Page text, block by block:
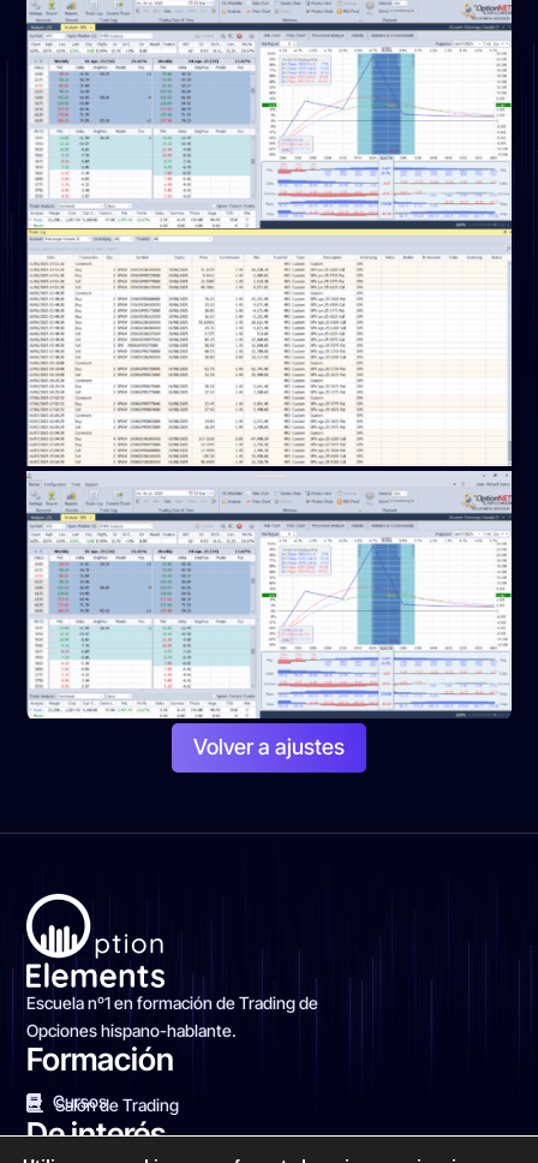
Volver a ajustes
Escuela nº1 en formación de Trading de
Opciones hispano-hablante.
Formación
Cursos
Salón de Trading
De interés